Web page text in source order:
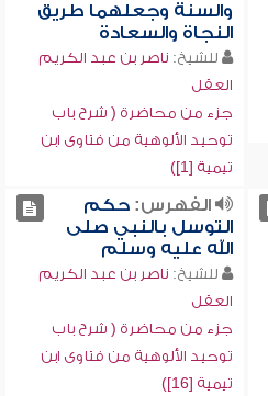
والسنة وجعلهما طريق
النجاة والسعادة
للشيخ: ناصر بن عبد الكريم
العقل
جزء من محاضرة ( شرح باب
توحيد الألوهية من فتاوى ابن
تيمية [1])
الفهرس:حكم
التوسل بالنبي صلى
الله عليه وسلم
للشيخ: ناصر بن عبد الكريم
العقل
جزء من محاضرة ( شرح باب
توحيد الألوهية من فتاوى ابن
تيمية [16])